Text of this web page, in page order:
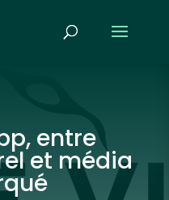
entre
et média